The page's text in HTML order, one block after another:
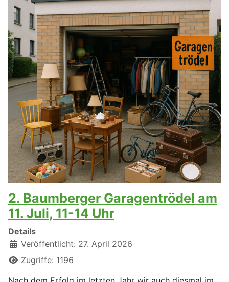
2. Baumberger Garagentrödel am
11. Juli, 11-14 Uhr
Details
Veröffentlicht: 27. April 2026
Zugriffe: 1196